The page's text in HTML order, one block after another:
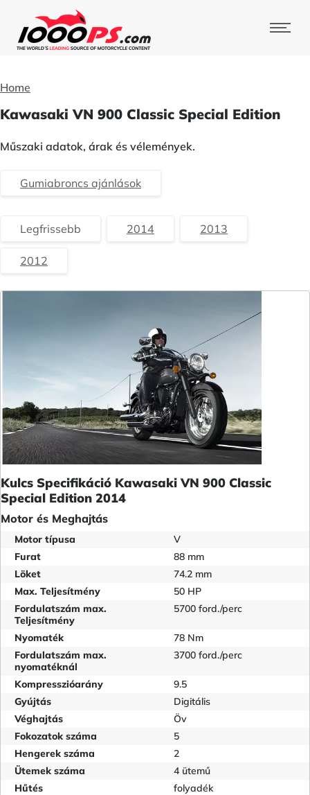
Home
Kawasaki VN 900 Classic Special Edition
Műszaki adatok, árak és vélemények.
Gumiabroncs ajánlások
Legfrissebb 2014 2013
2012
Kulcs Specifikáció Kawasaki VN 900 Classic
Special Edition 2014
Motor és Meghajtás
Motor típusa
V
Furat
88 mm
Löket
74.2 mm
Max. Teljesítmény
50 HP
Fordulatszám max.
Teljesítmény
5700 ford./perc
Nyomaték
78 Nm
Fordulatszám max.
nyomatéknál
3700 ford./perc
Kompresszióarány
9.5
Gyújtás
Digitális
Véghajtás
Öv
Fokozatok száma
5
Hengerek száma
2
Ütemek száma
4 ütemű
Hűtés
folyadék